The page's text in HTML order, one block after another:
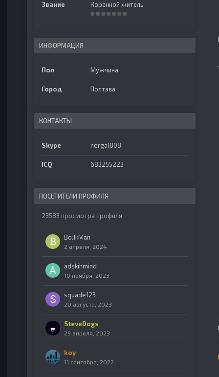
Звание Коренной житель
ИНФОРМАЦИЯ
Пол Мужчина
Город Полтава
КОНТАКТЫ
Skype nergal808
ICQ 683255223
ПОСЕТИТЕЛИ ПРОФИЛЯ
23583 просмотра профиля
BoJIkMan
2 апреля, 2024
adskihmind
10 ноября, 2023
squade123
20 августа, 2023
SteveDogs
29 апреля, 2023
koy
11 сентября, 2022